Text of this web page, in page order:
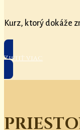
Kurz, ktorý dokáže
Zistiť viac